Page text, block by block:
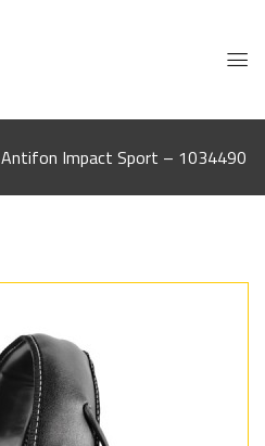
Antifon Impact Sport – 1034490